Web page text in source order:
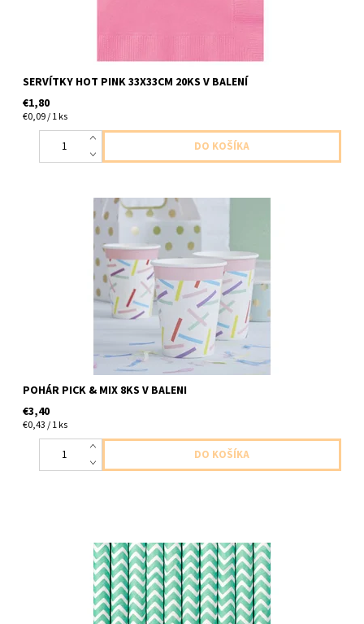
SERVÍTKY HOT PINK 33X33CM 20KS V BALENÍ
€1,80
€0,09 / 1 ks
papierovy pohar farebny 8ks v balení velkost 230ml
POHÁR PICK & MIX 8KS V BALENI
€3,40
€0,43 / 1 ks
papierové slamky modrozelene sipky 10ks v balení